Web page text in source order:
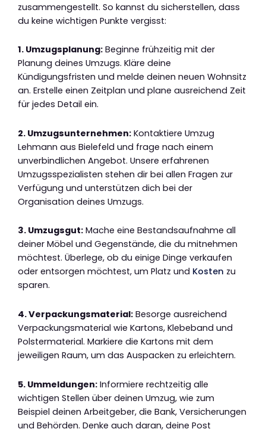
zusammengestellt. So kannst du sicherstellen, dass
du keine wichtigen Punkte vergisst:
1. Umzugsplanung: Beginne frühzeitig mit der
Planung deines Umzugs. Kläre deine
Kündigungsfristen und melde deinen neuen Wohnsitz
an. Erstelle einen Zeitplan und plane ausreichend Zeit
für jedes Detail ein.
2. Umzugsunternehmen: Kontaktiere Umzug
Lehmann aus Bielefeld und frage nach einem
unverbindlichen Angebot. Unsere erfahrenen
Umzugsspezialisten stehen dir bei allen Fragen zur
Verfügung und unterstützen dich bei der
Organisation deines Umzugs.
3. Umzugsgut: Mache eine Bestandsaufnahme all
deiner Möbel und Gegenstände, die du mitnehmen
möchtest. Überlege, ob du einige Dinge verkaufen
oder entsorgen möchtest, um Platz und Kosten zu
sparen.
4. Verpackungsmaterial: Besorge ausreichend
Verpackungsmaterial wie Kartons, Klebeband und
Polstermaterial. Markiere die Kartons mit dem
jeweiligen Raum, um das Auspacken zu erleichtern.
5. Ummeldungen: Informiere rechtzeitig alle
wichtigen Stellen über deinen Umzug, wie zum
Beispiel deinen Arbeitgeber, die Bank, Versicherungen
und Behörden. Denke auch daran, deine Post